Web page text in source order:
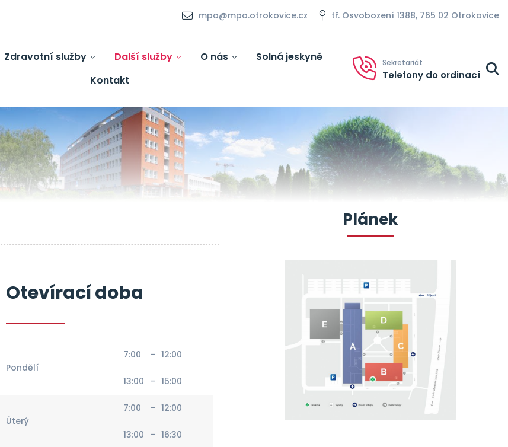
mpo@mpo.otrokovice.cz tř. Osvobození 1388, 765 02 Otrokovice
Zdravotní služby Další služby O nás
Solná jeskyně
Kontakt
Sekretariát
Telefony do ordinací
Otevírací doba
Pondělí
7:00 – 12:00
13:00 – 15:00
Úterý
7:00 – 12:00
13:00 – 16:30
Plánek